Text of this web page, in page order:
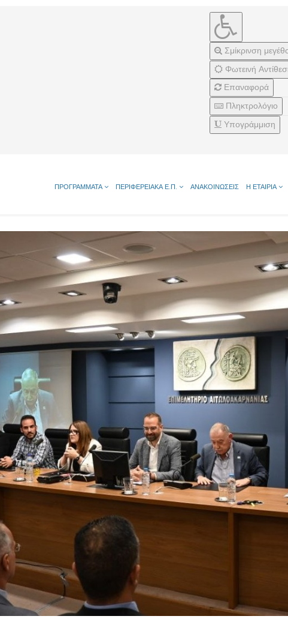
Σμίκρινση
Φωτεινή
Επαναφορά
Πληκτρολόγιο
Υπογράμμιση
ΠΡΟΓΡΑΜΜΑΤΑ ΠΕΡΙΦΕΡΕΙΑΚΑ Ε.Π. ΑΝΑΚΟΙΝΩΣΕΙΣ Η ΕΤΑΙΡΙΑ